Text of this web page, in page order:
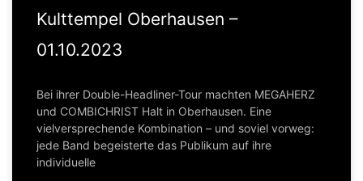
Kulttempel Oberhausen –
01.10.2023
Bei ihrer Double-Headliner-Tour machten MEGAHERZ
und COMBICHRIST Halt in Oberhausen. Eine
vielversprechende Kombination – und soviel vorweg:
jede Band begeisterte das Publikum auf ihre
individuelle